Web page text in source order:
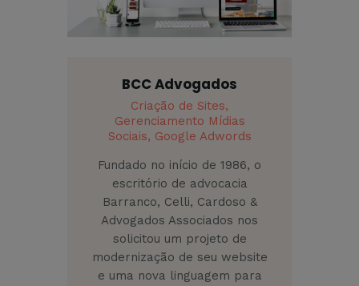
BCC Advogados
Criação de Sites,
Gerenciamento Mídias
Sociais, Google Adwords
Fundado no início de 1986, o
escritório de advocacia
Barranco, Celli, Cardoso &
Advogados Associados nos
solicitou um projeto de
modernização de seu website
e uma nova linguagem para